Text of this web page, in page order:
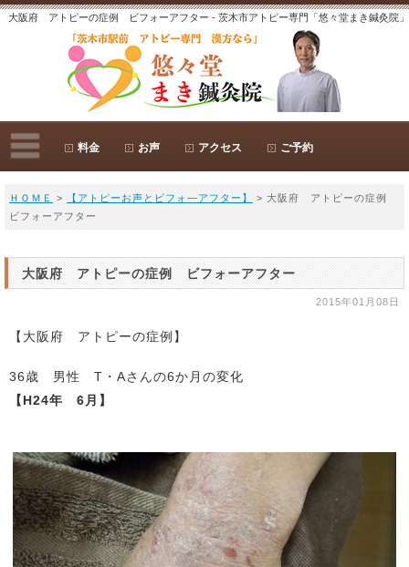
大阪府 アトピーの症例 ビフォーアフター - 茨木市アトピー専門「悠々堂まき鍼灸院」
料金 お声 アクセス ご予約
ＨＯＭＥ > 【アトピーお声とビフォ―アフター】
> 大阪府 アトピーの症例
ビフォーアフター
大阪府 アトピーの症例 ビフォーアフター
2015年01月08日
【大阪府 アトピーの症例】
36歳 男性 T・Aさんの6か月の変化
【H24年 6月】